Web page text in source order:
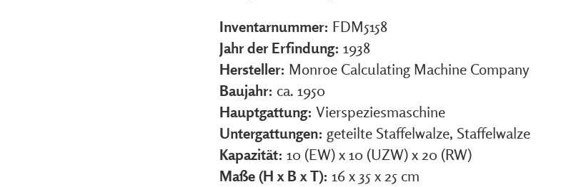
Inventarnummer: FDM5158
Jahr der Erfindung: 1938
Hersteller: Monroe Calculating Machine Company
Baujahr: ca. 1950
Hauptgattung: Vierspeziesmaschine
Untergattungen: geteilte Staffelwalze, Staffelwalze
Kapazität: 10 (EW) x 10 (UZW) x 20 (RW)
Maße (H x B x T): 16 x 35 x 25 cm